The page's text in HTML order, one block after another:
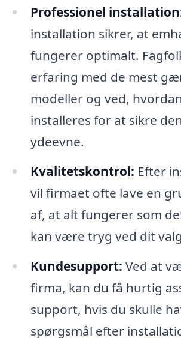
Professionel
installation sikrer, at
fungerer optimalt.
erfaring med de mest
modeller og ved,
installeres for at sikre
ydeevne.
Kvalitetskontrol: Efter
vil firmaet ofte lave en
af, at alt fungerer som
kan være tryg ved dit
Kundesupport: Ved at
firma, kan du få hurtig
support, hvis du skulle
spørgsmål efter